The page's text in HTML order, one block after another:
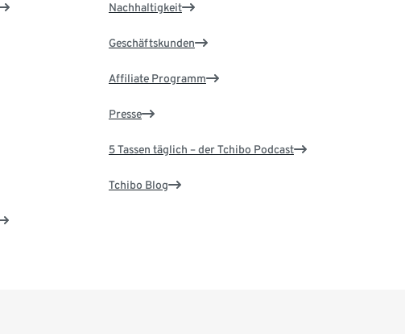
Nachhaltigkeit
Geschäftskunden
Affiliate Programm
Presse
5 Tassen täglich – der Tchibo Podcast
Tchibo Blog